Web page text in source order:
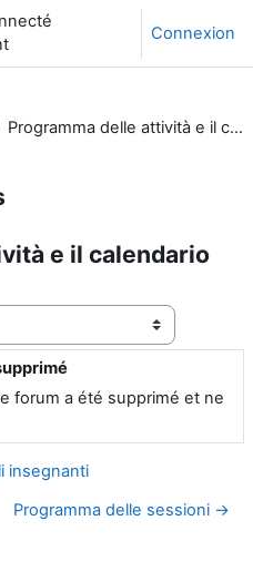
Connexion
Programma delle attività e il calendario scientifico
e il calendario
forum a été supprimé et ne
insegnanti
Programma delle sessioni →